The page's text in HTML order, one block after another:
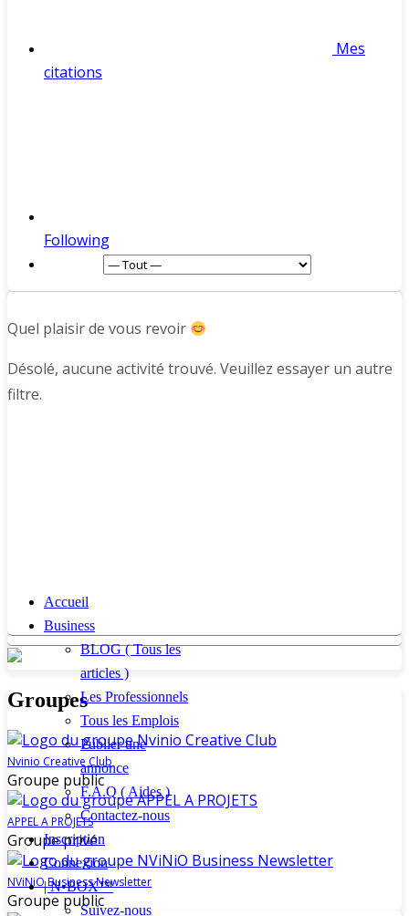
Mes
citations
Following
Quel plaisir de vous revoir
Désolé, aucune activité trouvé. Veuillez essayer un autre
filtre.
Groupes
Nvinio Creative Club
Groupe public
APPEL A PROJETS
Groupe privé
NViNiO Business Newsletter
Groupe public
Accueil
Business
BLOG ( Tous les
articles )
Les Professionnels
Tous les Emplois
Publier une
annonce
F.A.Q ( Aides )
Contactez-nous
Inscription
Connexion
| N•BOX™
Suivez-nous